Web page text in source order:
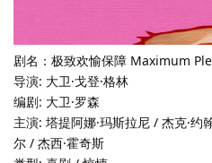
剧名：极致欢愉保障 Maximum
导演: 大卫·戈登·格林
编剧: 大卫·罗森
主演: 塔提阿娜·玛斯拉尼 / 杰克·约
尔 / 杰西·霍奇斯